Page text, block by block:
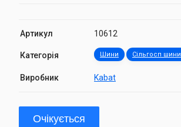
Артикул 10612
Категорія Шини Сільгосп шини
Виробник Kabat
Очікується